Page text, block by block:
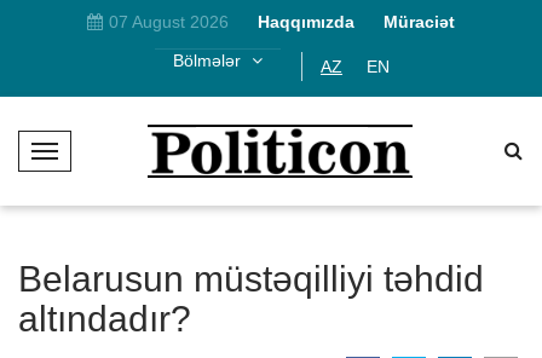
07 August 2026 Haqqımızda
Müraciət
Bölmələr
AZ EN
T
g
e
Belarusun müstəqilliyi təhdid
altındadır?